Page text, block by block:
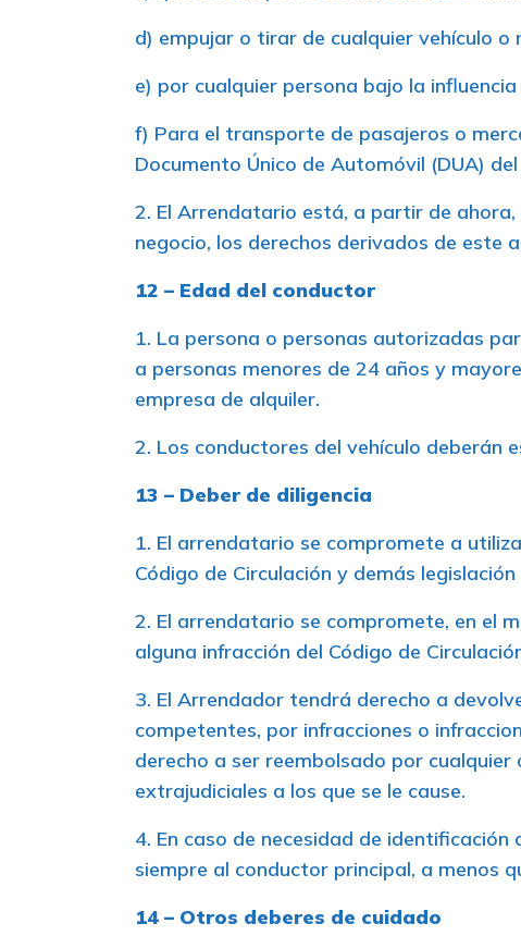
d) empujar o tirar de cualquier vehículo o
e) por cualquier persona bajo la
f) Para el transporte de pasajeros o
Documento Único de Automóvil (DUA)
2. El Arrendatario está, a partir de
negocio, los derechos derivados de este
12 – Edad del conductor
1. La persona o personas autorizadas
a personas menores de 24 años y
empresa de alquiler.
2. Los conductores del vehículo deberán
13 – Deber de diligencia
1. El arrendatario se compromete a
Código de Circulación y demás
2. El arrendatario se compromete, en el
alguna infracción del Código de
3. El Arrendador tendrá derecho a
competentes, por infracciones o
derecho a ser reembolsado por
extrajudiciales a los que se le cause.
4. En caso de necesidad de
siempre al conductor principal, a menos
14 – Otros deberes de cuidado